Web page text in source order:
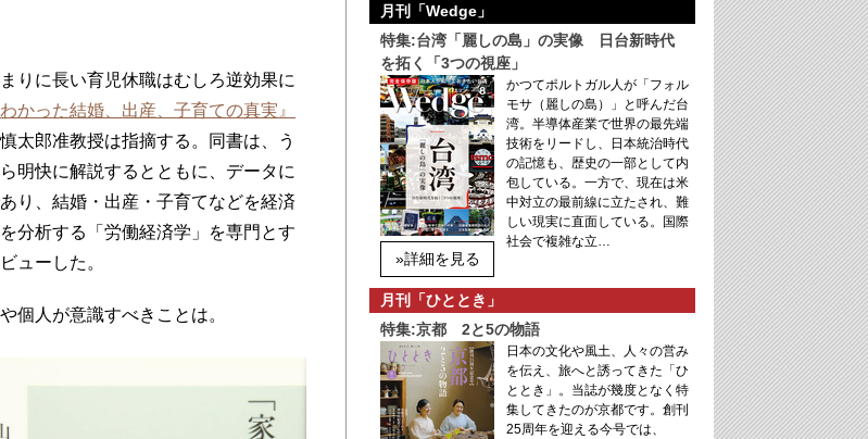
りに長い育児休職はむしろ逆効果に
かった結婚、出産、子育ての真実』
太郎准教授は指摘する。同書は、う
明快に解説するとともに、データに
り、結婚・出産・子育てなどを経済
分析する「労働経済学」を専門とす
ューした。
人が意識すべきことは。
月刊「Wedge」
特集:台湾「麗しの島」の実像 日台新時代
を拓く「3つの視座」
»詳細を見る
かつてポルトガル人が「フォル
モサ（麗しの島）」と呼んだ台
湾。半導体産業で世界の最先端
技術をリードし、日本統治時代
の記憶も、歴史の一部として内
包している。一方で、現在は米
中対立の最前線に立たされ、難
しい現実に直面している。国際
社会で複雑な立…
月刊「ひととき」
特集:京都 2と5の物語
日本の文化や風土、人々の営み
を伝え、旅へと誘ってきた「ひ
ととき」。当誌が幾度となく特
集してきたのが京都です。創刊
25周年を迎える今号では、